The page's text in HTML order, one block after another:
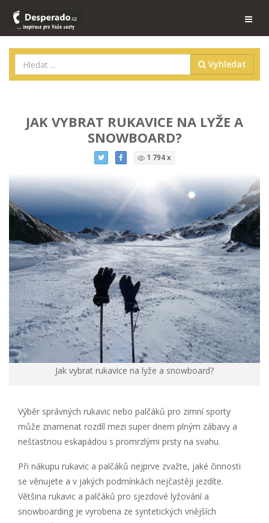
Vyhledat
JAK VYBRAT RUKAVICE NA LYŽE A
SNOWBOARD?
1 794 x
Jak vybrat rukavice na lyže a snowboard?
Výběr správných rukavic nebo palčáků pro zimní sporty
může znamenat rozdíl mezi super dnem plným zábavy a
nešťastnou eskapádou s promrzlými prsty na svahu.
Při nákupu rukavic a palčáků nejprve zvažte, jaké činnosti
se věnujete a v jakých podmínkách nejčastěji jezdíte.
Většina rukavic a palčáků pro sjezdové lyžování a
snowboarding je vyrobena ze syntetických vnějších